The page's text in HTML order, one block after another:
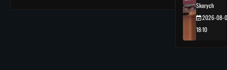
Skorych
2026-08-
18:10